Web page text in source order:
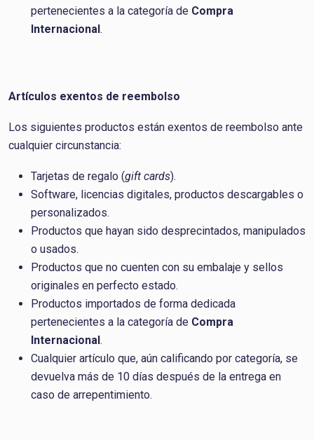
pertenecientes a la categoría de Compra
Internacional.
Artículos exentos de reembolso
Los siguientes productos están exentos de reembolso ante
cualquier circunstancia:
Tarjetas de regalo (gift cards).
Software, licencias digitales, productos descargables o
personalizados.
Productos que hayan sido desprecintados, manipulados
o usados.
Productos que no cuenten con su embalaje y sellos
originales en perfecto estado.
Productos importados de forma dedicada
pertenecientes a la categoría de Compra
Internacional.
Cualquier artículo que, aún calificando por categoría, se
devuelva más de 10 días después de la entrega en
caso de arrepentimiento.